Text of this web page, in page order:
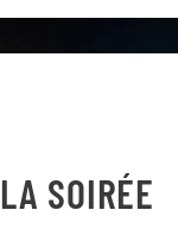
LA SOIRÉE